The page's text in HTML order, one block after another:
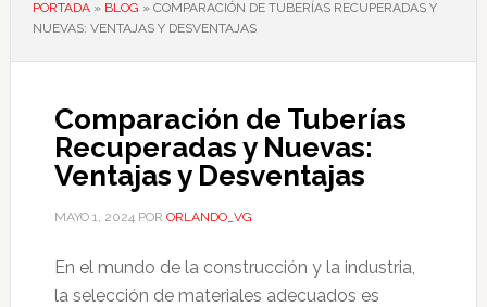
PORTADA» BLOG » COMPARACIÓN DE TUBERÍAS RECUPERADAS Y
NUEVAS: VENTAJAS Y DESVENTAJAS
Comparación de Tuberías
Recuperadas y Nuevas:
Ventajas y Desventajas
MAYO 1, 2024POR ORLANDO_VG
En el mundo de la construcción y la industria,
la selección de materiales adecuados es